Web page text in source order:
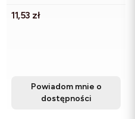
Cena
11,53 zł
Powiadom mnie o
dostępności